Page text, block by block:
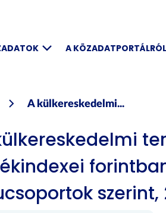
A KÖZADATPORTÁLRÓL
A külkereskedelmi...